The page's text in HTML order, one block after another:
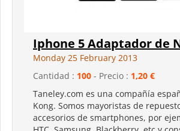
Iphone 5 Adaptador de
Monday 25 February 2013
Cantidad : 100 - Precio : 1,20 €
Taneley.com es una compañía
Kong. Somos mayoristas de
accesorios de smartphones, por